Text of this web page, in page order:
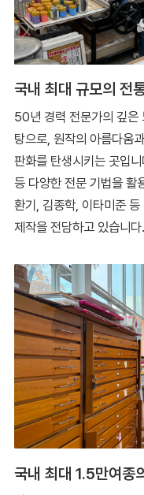
국내 최대 규모의 전
50년 경력 전문가의 깊은
탕으로, 원작의 아름다움
판화를 탄생시키는 곳입
등 다양한 전문 기법을 활
환기, 김종학, 이타미준
제작을 전담하고 있습니다.
국내 최대 1.5만여종